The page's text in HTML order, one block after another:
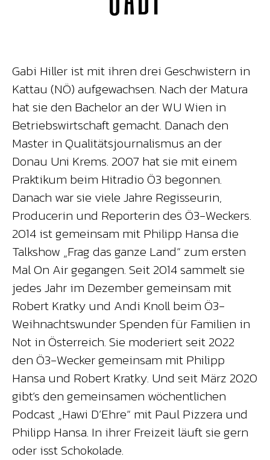
Gabi Hiller ist mit ihren drei Geschwistern in
Kattau (NÖ) aufgewachsen. Nach der Matura
hat sie den Bachelor an der WU Wien in
Betriebswirtschaft gemacht. Danach den
Master in Qualitätsjournalismus an der
Donau Uni Krems. 2007 hat sie mit einem
Praktikum beim Hitradio Ö3 begonnen.
Danach war sie viele Jahre Regisseurin,
Producerin und Reporterin des Ö3-Weckers.
2014 ist gemeinsam mit Philipp Hansa die
Talkshow „Frag das ganze Land“ zum ersten
Mal On Air gegangen. Seit 2014 sammelt sie
jedes Jahr im Dezember gemeinsam mit
Robert Kratky und Andi Knoll beim Ö3-
Weihnachtswunder Spenden für Familien in
Not in Österreich. Sie moderiert seit 2022
den Ö3-Wecker gemeinsam mit Philipp
Hansa und Robert Kratky. Und seit März 2020
gibt’s den gemeinsamen wöchentlichen
Podcast „Hawi D’Ehre“ mit Paul Pizzera und
Philipp Hansa. In ihrer Freizeit läuft sie gern
oder isst Schokolade.